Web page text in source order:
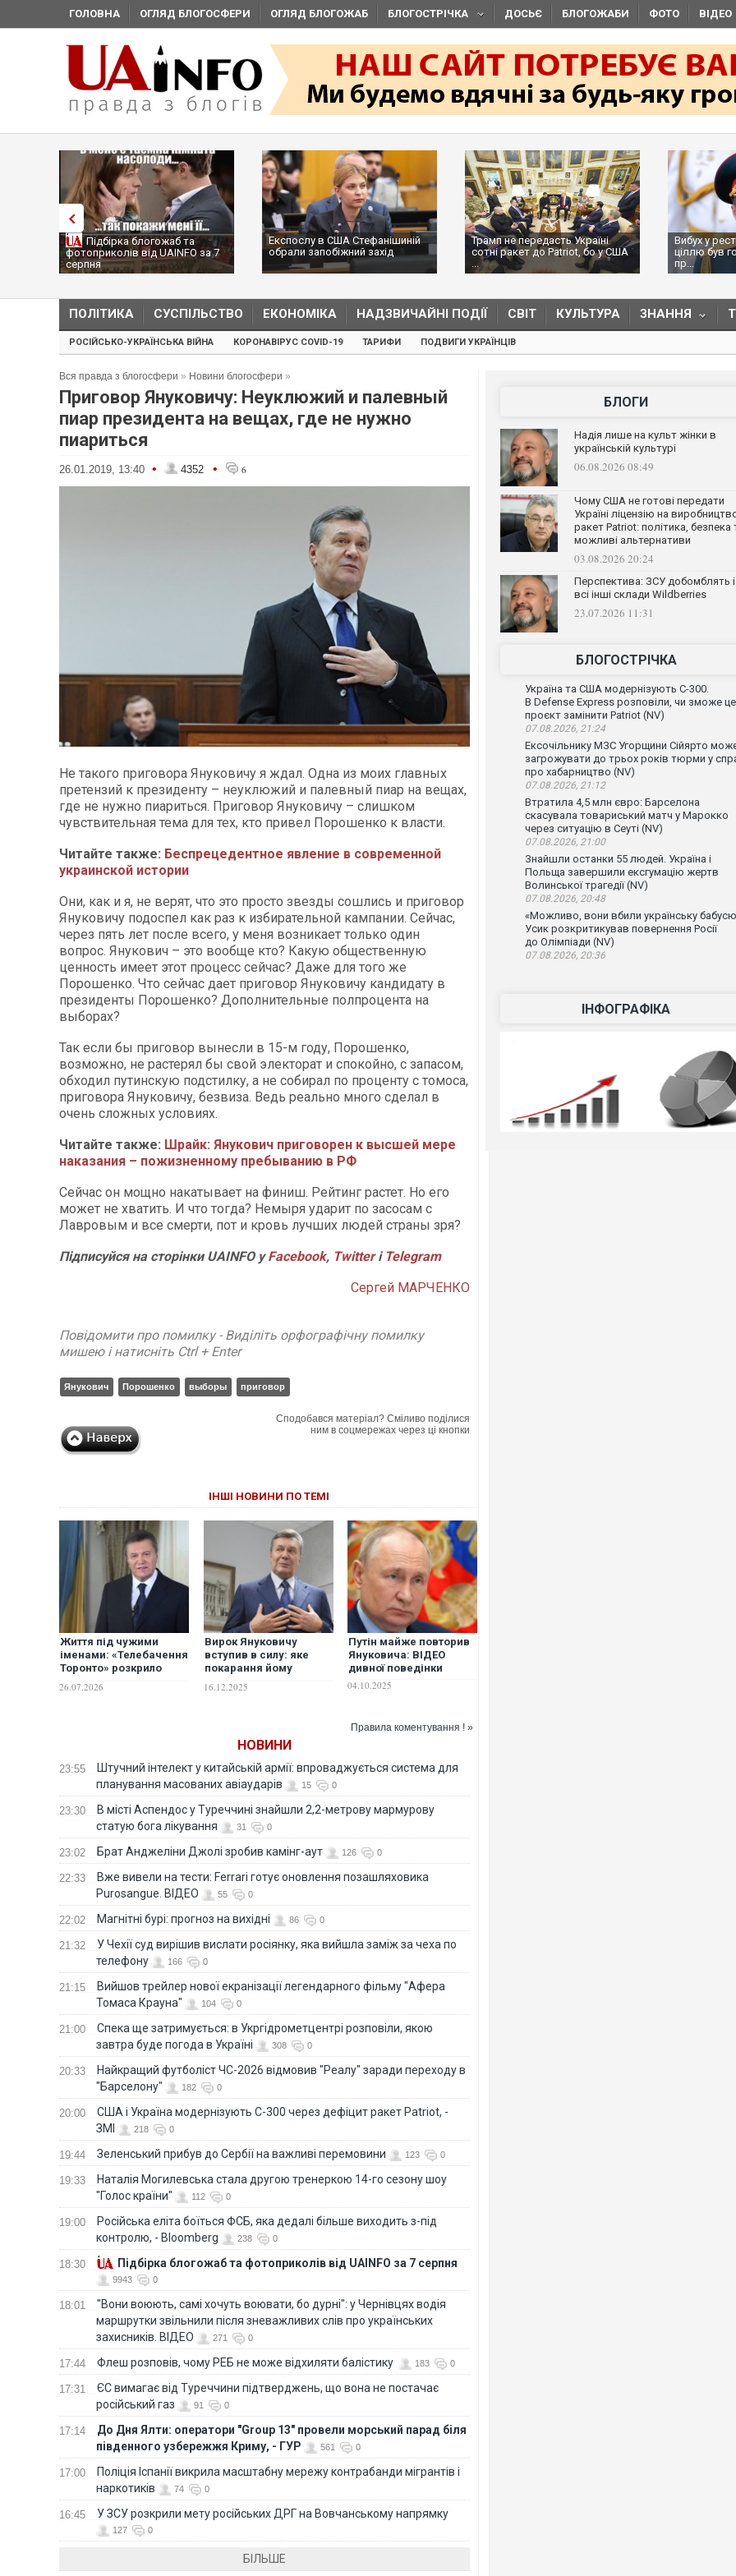
ГОЛОВНА ОГЛЯД БЛОГОСФЕРИ ОГЛЯД БЛОГОЖАБ БЛОГОСТРІЧКА ДОСЬЄ БЛОГОЖАБИ ФОТО ВІДЕО
Підбірка блогожаб та
фотоприколів від UAINFO за 7
серпня
Експослу в США Стефанішиній
обрали запобіжний захід
Трамп не передасть Україні
сотні ракет до Patriot, бо у США
...
Вибух у
ціллю був
пр...
ПОЛІТИКА СУСПІЛЬСТВО ЕКОНОМІКА НАДЗВИЧАЙНІ ПОДІЇ СВІТ КУЛЬТУРА ЗНАННЯ
РОСІЙСЬКО-УКРАЇНСЬКА ВІЙНА КОРОНАВІРУС COVID-19 ТАРИФИ ПОДВИГИ УКРАЇНЦІВ
Вся правда з блогосфери » Новини блогосфери »
Приговор Януковичу: Неуклюжий и палевный
пиар президента на вещах, где не нужно
пиариться
26.01.2019, 13:40 • 4352 • 6
Не такого приговора Януковичу я ждал. Одна из моих главных
претензий к президенту – неуклюжий и палевный пиар на вещах,
где не нужно пиариться. Приговор Януковичу – слишком
чувствительная тема для тех, кто привел Порошенко к власти.
Читайте также: Беспрецедентное явление в современной
украинской истории
Они, как и я, не верят, что это просто звезды сошлись и приговор
Януковичу подоспел как раз к избирательной кампании. Сейчас,
через пять лет после всего, у меня возникает только один
вопрос. Янукович – это вообще кто? Какую общественную
ценность имеет этот процесс сейчас? Даже для того же
Порошенко. Что сейчас дает приговор Януковичу кандидату в
президенты Порошенко? Дополнительные полпроцента на
выборах?
Так если бы приговор вынесли в 15-м году, Порошенко,
возможно, не растерял бы свой электорат и спокойно, с запасом,
обходил путинскую подстилку, а не собирал по проценту с томоса,
приговора Януковичу, безвиза. Ведь реально много сделал в
очень сложных условиях.
Читайте также: Шрайк: Янукович приговорен к высшей мере
наказания – пожизненному пребыванию в РФ
Сейчас он мощно накатывает на финиш. Рейтинг растет. Но его
может не хватить. И что тогда? Немыря ударит по засосам с
Лавровым и все смерти, пот и кровь лучших людей страны зря?
Підписуйся на сторінки UAINFO уFacebook, Twitter і Telegram
Сергей МАРЧЕНКО
Повідомити про помилку - Виділіть орфографічну помилку
мишею і натисніть Ctrl + Enter
Янукович Порошенко выборы приговор
Сподобався матеріал? Сміливо поділися
ним в соцмережах через ці кнопки
ІНШІ НОВИНИ ПО ТЕМІ
Життя під чужими
іменами: «Телебачення
Торонто» розкрило
Януковича та його
26.07.2026
Вирок Януковичу
вступив в силу: яке
покарання йому
16.12.2025
Путін майже повторив
Януковича: ВІДЕО
дивної поведінки
04.10.2025
Правила коментування ! »
НОВИНИ
23:55
Штучний інтелект у китайській армії: впроваджується система для
планування масованих авіаударів
15 0
23:30
В місті Аспендос у Туреччині знайшли 2,2-метрову мармурову
статую бога лікування
31 0
23:02 Брат Анджеліни Джолі зробив камінг-аут 126 0
22:33
Вже вивели на тести: Ferrari готує оновлення позашляховика
Purosangue. ВІДЕО
55 0
22:02 Магнітні бурі: прогноз на вихідні 86 0
21:32
У Чехії суд вирішив вислати росіянку, яка вийшла заміж за чеха по
телефону
166 0
21:15
Вийшов трейлер нової екранізації легендарного фільму "Афера
Томаса Крауна"
104 0
21:00
Спека ще затримується: в Укргідрометцентрі розповіли, якою
завтра буде погода в Україні
308 0
20:33
Найкращий футболіст ЧС-2026 відмовив "Реалу" заради переходу в
"Барселону"
182 0
20:00
США і Україна модернізують С-300 через дефіцит ракет Patriot, -
ЗМІ
218 0
19:44 Зеленський прибув до Сербії на важливі перемовини 123 0
19:33
Наталія Могилевська стала другою тренеркою 14-го сезону шоу
"Голос країни"
112 0
19:00
Російська еліта боїться ФСБ, яка дедалі більше виходить з-під
контролю, - Bloomberg
238 0
18:30 Підбірка блогожаб та фотоприколів від UAINFO за 7 серпня
9943 0
18:01
"Вони воюють, самі хочуть воювати, бо дурні": у Чернівцях водія
маршрутки звільнили після зневажливих слів про українських
захисників. ВІДЕО
271 0
17:44 Флеш розповів, чому РЕБ не може відхиляти балістику 183 0
17:31
ЄС вимагає від Туреччини підтверджень, що вона не постачає
російський газ
91 0
17:14
До Дня Ялти: оператори "Group 13" провели морський парад біля
південного узбережжя Криму, - ГУР
561 0
17:00
Поліція Іспанії викрила масштабну мережу контрабанди мігрантів і
наркотиків
74 0
16:45 У ЗСУ розкрили мету російських ДРГ на Вовчанському напрямку
127 0
БІЛЬШЕ
БЛОГИ
Надія лише на культ жінки в
українській культурі
06.08.2026 08:49
Чому США не готові передати
Україні ліцензію на
ракет Patriot: політика, безпека
можливі альтернативи
03.08.2026 20:24
Перспектива: ЗСУ добомблять і
всі інші склади Wildberries
23.07.2026 11:31
БЛОГОСТРІЧКА
Україна та США модернізують С-300.
В Defense Express розповіли, чи зможе
проєкт замінити Patriot (NV)
07.08.2026, 21:24
Ексочільнику МЗС Угорщини Сійярто
загрожувати до трьох років тюрми у
про хабарництво (NV)
07.08.2026, 21:12
Втратила 4,5 млн євро: Барселона
скасувала товариський матч у Марокко
через ситуацію в Сеуті (NV)
07.08.2026, 21:00
Знайшли останки 55 людей. Україна і
Польща завершили ексгумацію жертв
Волинської трагедії (NV)
07.08.2026, 20:48
«Можливо, вони вбили українську
Усик розкритикував повернення Росії
до Олімпіади (NV)
07.08.2026, 20:36
ІНФОГРАФІКА
Ворог завдав комбінованого
двоє поранених. Ще десятеро
після атаки БПЛА по ринку на
Вже вивели на тести: Ferrari